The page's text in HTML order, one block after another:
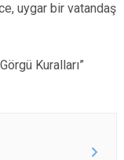
uygar bir vatandaş
Kuralları”